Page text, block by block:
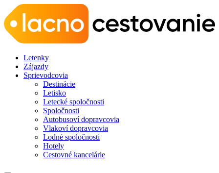
Letenky
Zájazdy
Sprievodcovia
Destinácie
Letisko
Letecké spoločnosti
Spoločnosti
Autobusoví dopravcovia
Vlakoví dopravcovia
Lodné spoločnosti
Hotely
Cestovné kancelárie